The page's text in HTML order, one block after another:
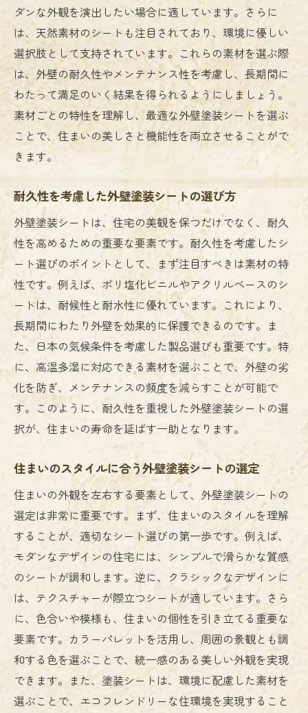
ダンな外観を演出したい場合に適しています。さらに
は、天然素材のシートも注目されており、環境に優しい
選択肢として支持されています。これらの素材を選ぶ際
は、外壁の耐久性やメンテナンス性を考慮し、長期間に
わたって満足のいく結果を得られるようにしましょう。
素材ごとの特性を理解し、最適な外壁塗装シートを選ぶ
ことで、住まいの美しさと機能性を両立させることがで
きます。
耐久性を考慮した外壁塗装シートの選び方
外壁塗装シートは、住宅の美観を保つだけでなく、耐久
性を高めるための重要な要素です。耐久性を考慮したシ
ート選びのポイントとして、まず注目すべきは素材の特
性です。例えば、ポリ塩化ビニルやアクリルベースのシ
ートは、耐候性と耐水性に優れています。これにより、
長期間にわたり外壁を効果的に保護できるのです。ま
た、日本の気候条件を考慮した製品選びも重要です。特
に、高温多湿に対応できる素材を選ぶことで、外壁の劣
化を防ぎ、メンテナンスの頻度を減らすことが可能で
す。このように、耐久性を重視した外壁塗装シートの選
択が、住まいの寿命を延ばす一助となります。
住まいのスタイルに合う外壁塗装シートの選定
住まいの外観を左右する要素として、外壁塗装シートの
選定は非常に重要です。まず、住まいのスタイルを理解
することが、適切なシート選びの第一歩です。例えば、
モダンなデザインの住宅には、シンプルで滑らかな質感
のシートが調和します。逆に、クラシックなデザインに
は、テクスチャーが際立つシートが適しています。さら
に、色合いや模様も、住まいの個性を引き立てる重要な
要素です。カラーパレットを活用し、周囲の景観とも調
和する色を選ぶことで、統一感のある美しい外観を実現
できます。また、塗装シートは、環境に配慮した素材を
選ぶことで、エコフレンドリーな住環境を実現すること